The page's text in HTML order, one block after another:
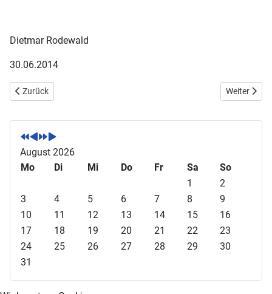
Dietmar Rodewald
30.06.2014
Vorheriger Beitrag: Landesmeisterschaften 2014 in Neuwied
Zurück Nächster
Weiter
V
o
r
h
r
i
g
s
J
a
V
o
r
h
i
g
r
o
N
ä
c
r
N
ä
c
a
August 2026
Mo
Di Mi Do Fr Sa
So
1
2
3
4 5 6 7 8
9
10
11 12 13 14 15
16
17
18 19 20 21 22
23
24
25 26 27 28 29
30
31